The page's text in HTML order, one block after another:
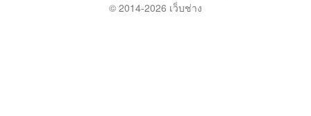
© 2014-2026 เว็บช่าง